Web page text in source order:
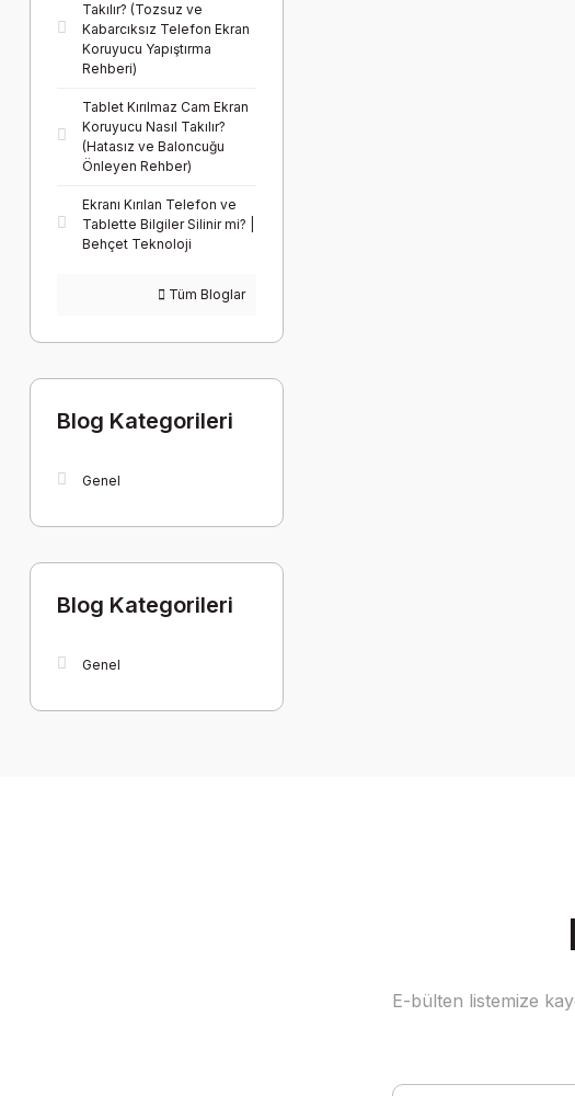
Takılır? (Tozsuz ve
Kabarcıksız Telefon Ekran
Koruyucu Yapıştırma
Rehberi)
Tablet Kırılmaz Cam Ekran
Koruyucu Nasıl Takılır?
(Hatasız ve Baloncuğu
Önleyen Rehber)
Ekranı Kırılan Telefon ve
Tablette Bilgiler Silinir mi? |
Behçet Teknoloji
Tüm Bloglar
Blog Kategorileri
Genel
Blog Kategorileri
Genel
E-bülten listemize